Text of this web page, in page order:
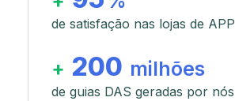
de satisfação nas lojas de APP
+ 200 milhões
de guias DAS geradas por nós